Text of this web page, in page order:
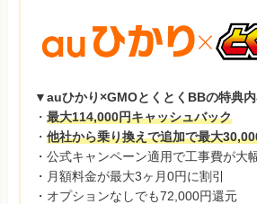
▼auひかり×GMOとくとくBBの特典
・ 最大114,000円キャッシュバック
・ 他社から乗り換えで追加で最大
・公式キャンペーン適用で工事費が大
・月額料金が最大3ヶ月0円に割引
・オプションなしでも72,000円還元